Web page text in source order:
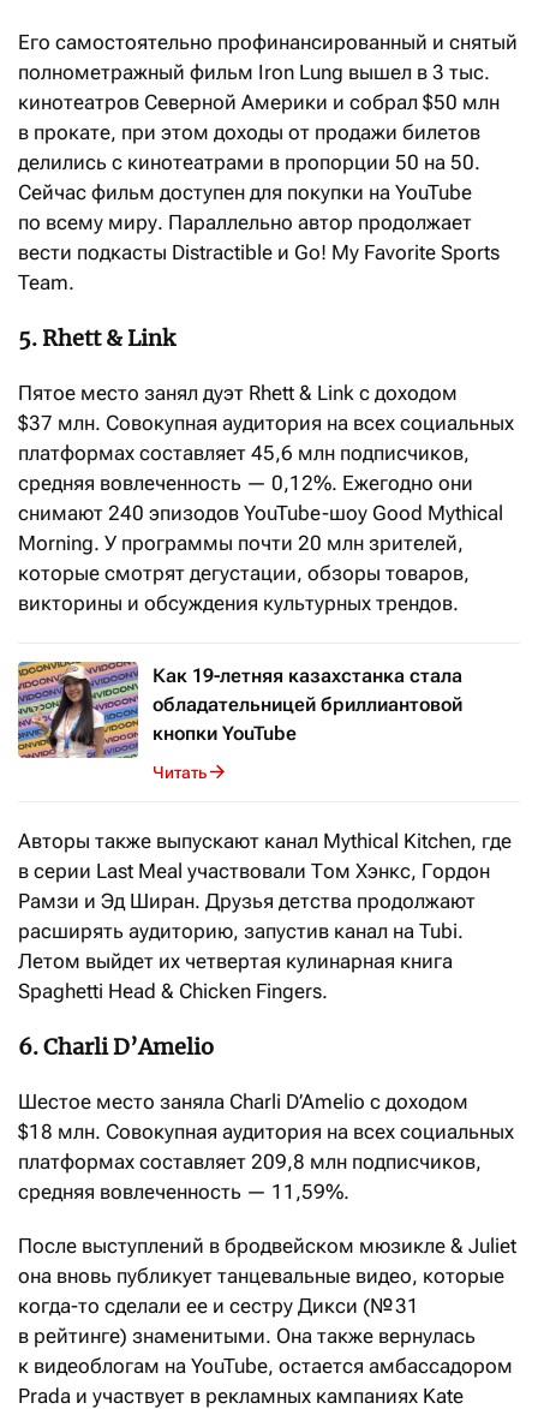
Его самостоятельно профинансированный и снятый
полнометражный фильм Iron Lung вышел в 3 тыс.
кинотеатров Северной Америки и собрал $50 млн
в прокате, при этом доходы от продажи билетов
делились с кинотеатрами в пропорции 50 на 50.
Сейчас фильм доступен для покупки на YouTube
по всему миру. Параллельно автор продолжает
вести подкасты Distractible и Go! My Favorite Sports
Team.
5. Rhett & Link
Пятое место занял дуэт Rhett & Link с доходом
$37 млн. Совокупная аудитория на всех социальных
платформах составляет 45,6 млн подписчиков,
средняя вовлеченность — 0,12%. Ежегодно они
снимают 240 эпизодов YouTube-шоу Good Mythical
Morning. У программы почти 20 млн зрителей,
которые смотрят дегустации, обзоры товаров,
викторины и обсуждения культурных трендов.
Как 19-летняя казахстанка стала
обладательницей бриллиантовой
кнопки YouTube
Читать
Авторы также выпускают канал Mythical Kitchen, где
в серии Last Meal участвовали Том Хэнкс, Гордон
Рамзи и Эд Ширан. Друзья детства продолжают
расширять аудиторию, запустив канал на Tubi.
Летом выйдет их четвертая кулинарная книга
Spaghetti Head & Chicken Fingers.
6. Charli D’Amelio
Шестое место заняла Charli D’Amelio с доходом
$18 млн. Совокупная аудитория на всех социальных
платформах составляет 209,8 млн подписчиков,
средняя вовлеченность — 11,59%.
После выступлений в бродвейском мюзикле & Juliet
она вновь публикует танцевальные видео, которые
когда-то сделали ее и сестру Дикси (№ 31
в рейтинге) знаменитыми. Она также вернулась
к видеоблогам на YouTube, остается амбассадором
Prada и участвует в рекламных кампаниях Kate